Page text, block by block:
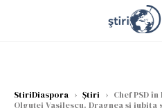
StiriDiaspora › Știri › Chef PSD
Olguţei Vasilescu. Dragnea şi